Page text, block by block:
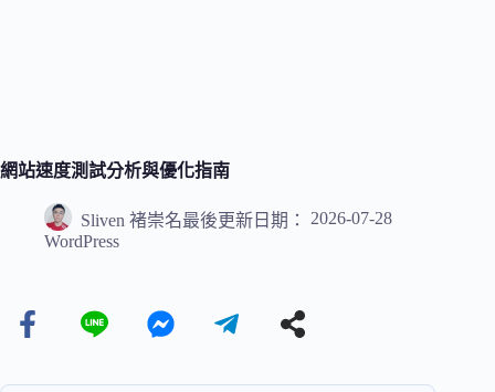
網站速度測試分析與優化指南
Sliven 褚崇名最後更新日期：
2026-07-28
WordPress